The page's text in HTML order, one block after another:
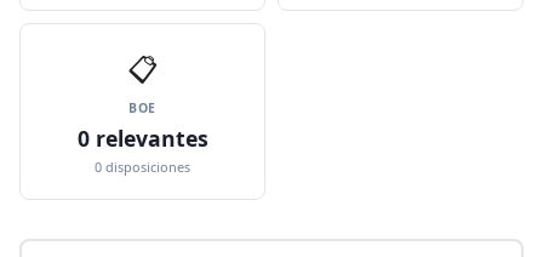
📋
BOE
0 relevantes
0 disposiciones